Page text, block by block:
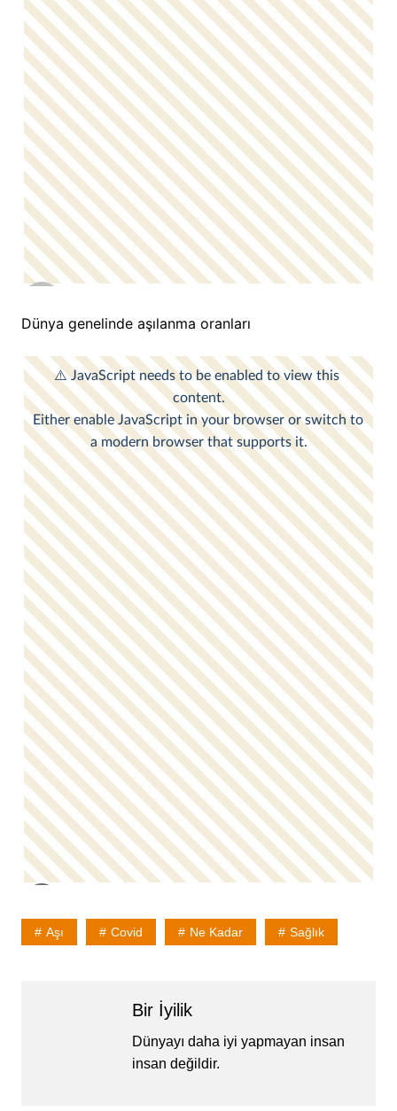
Dünya genelinde aşılanma oranları
Aşı Covid Ne Kadar Sağlık
Bir İyilik
Dünyayı daha iyi yapmayan insan
insan değildir.